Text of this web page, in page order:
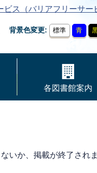
ビス（バリアフリーサー
背景色変更 標準 青
各図書館案内
いか、掲載が終了されま